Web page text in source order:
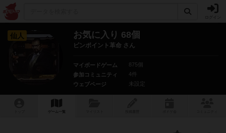
仙人 お気に入り 68個
ピンポイント革命 さん
マイボードゲーム
875個
参加コミュニティ
4件
ウェブページ
未設定
ゲーム一覧